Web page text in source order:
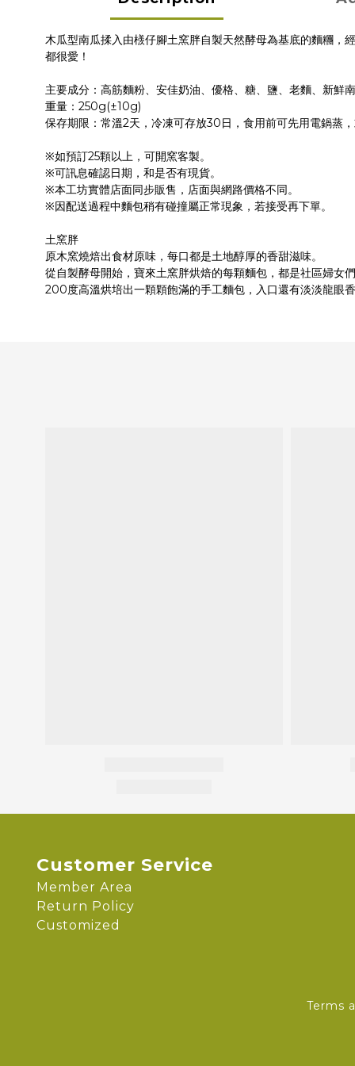
木瓜型南瓜揉入由檨仔腳土窯胖自製天然酵母為基底的麵糰，
都很愛！
主要成分：高筋麵粉、安佳奶油、優格、糖、鹽、老麵、新鮮
重量：250g(±10g)
保存期限：常溫2天，冷凍可存放30日，食用前可先用電鍋蒸
※如預訂25顆以上，可開窯客製。
※可訊息確認日期，和是否有現貨。
※本工坊實體店面同步販售，店面與網路價格不同。
※因配送過程中麵包稍有碰撞屬正常現象，若接受再下單。
土窯胖
原木窯燒焙出食材原味，每口都是土地醇厚的香甜滋味。
從自製酵母開始，寶來土窯胖烘焙的每顆麵包，都是社區婦女
200度高溫烘培出一顆顆飽滿的手工麵包，入口還有淡淡龍眼
Customer Service
Member Area
Return Policy
Customized
Terms